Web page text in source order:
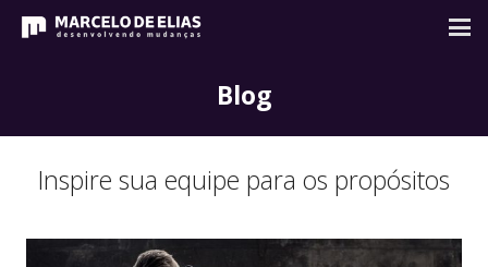
Blog
Inspire sua equipe para os propósitos